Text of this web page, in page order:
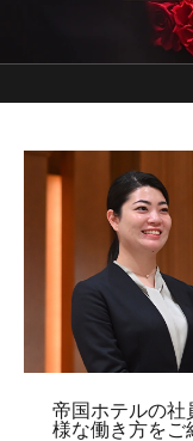
帝国ホテルの社
様な働き方をご